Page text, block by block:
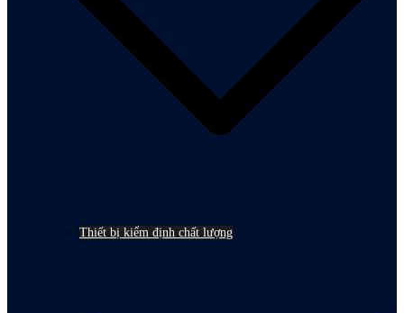
Thiết bị kiểm định chất lượng